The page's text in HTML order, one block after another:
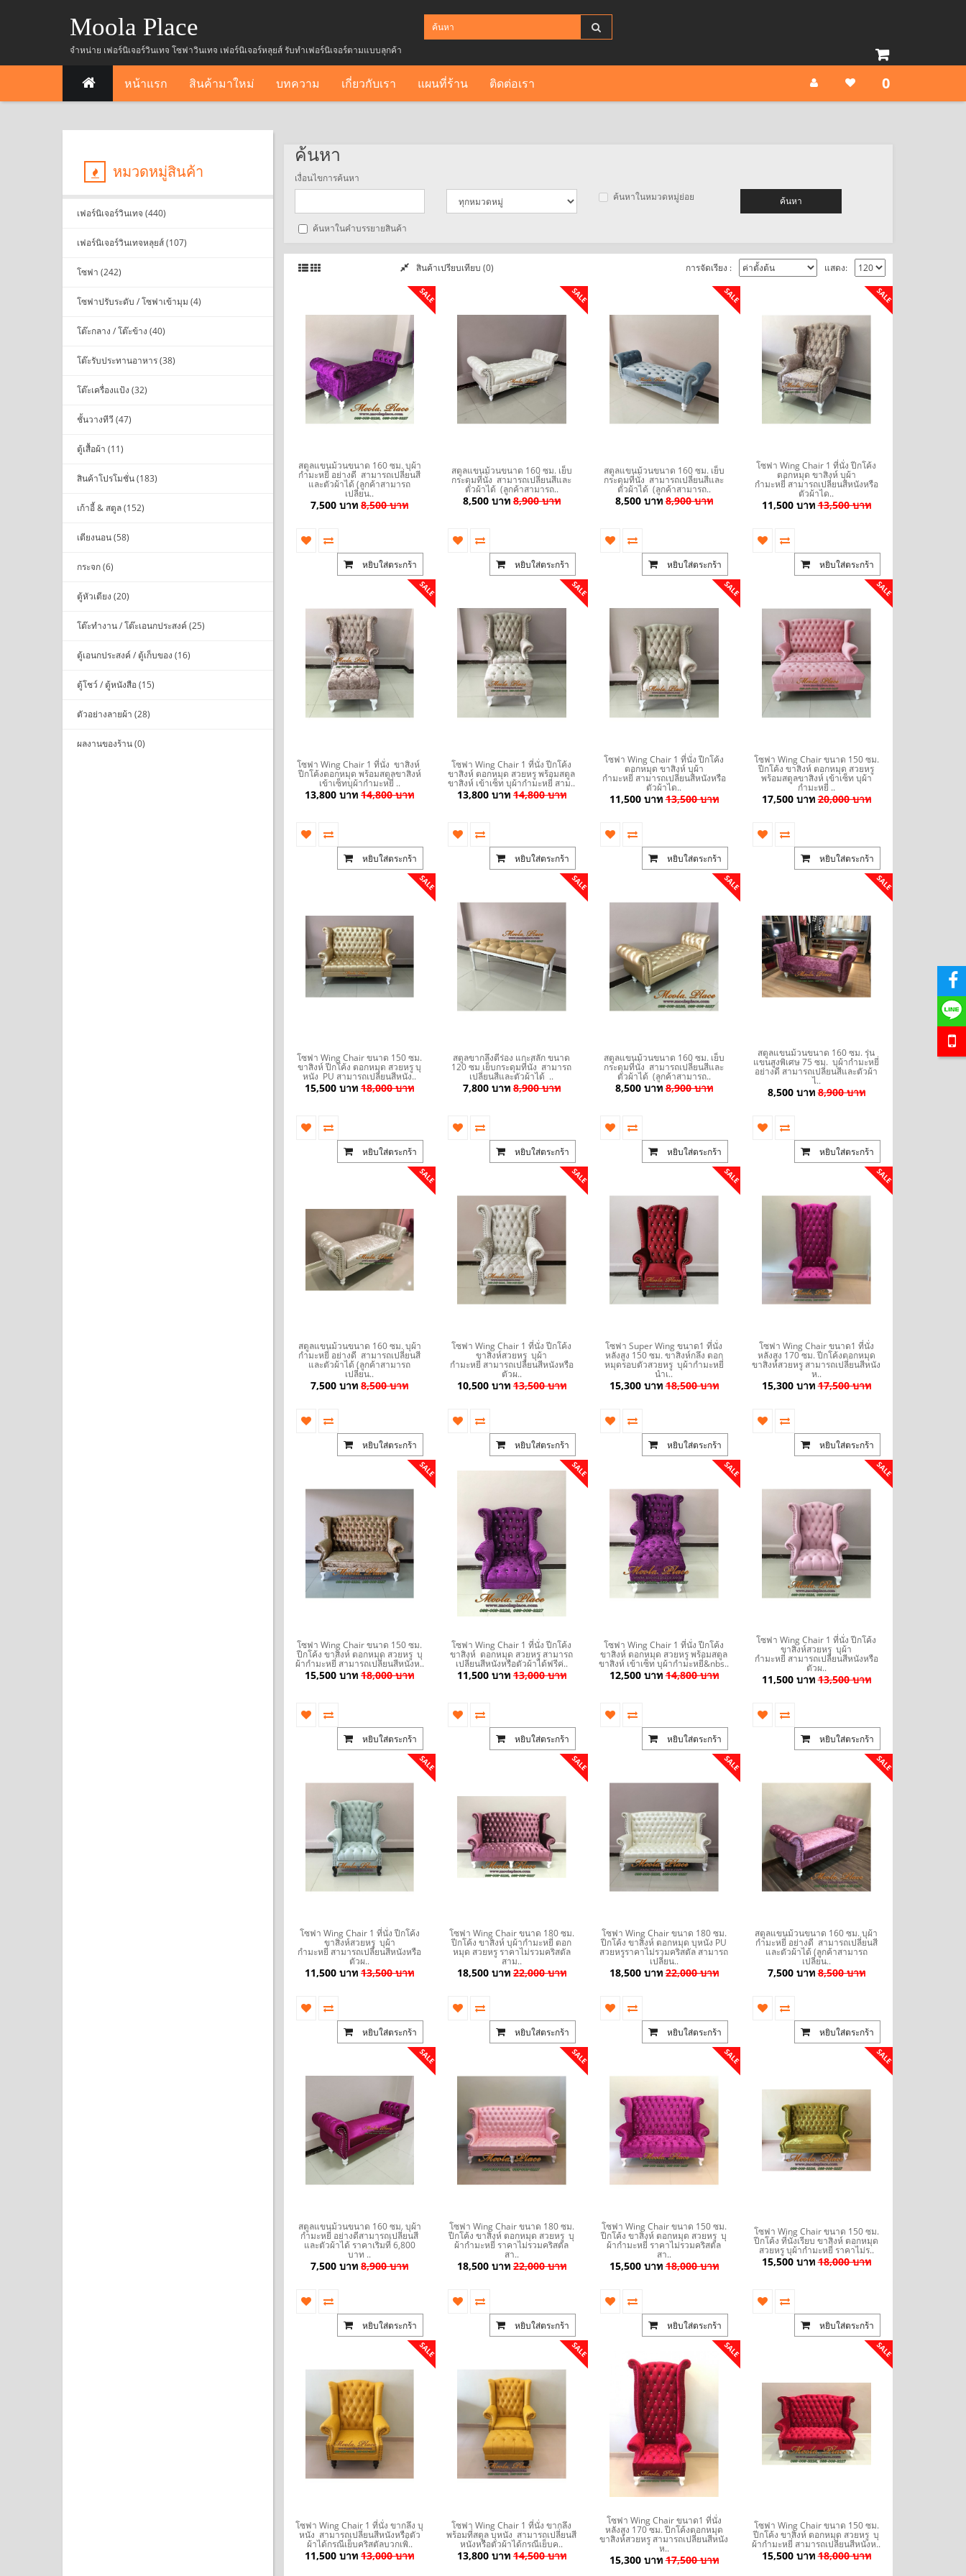
Moola Place
จำหน่าย เฟอร์นิเจอร์วินเทจ โซฟาวินเทจ เฟอร์นิเจอร์หลุยส์ รับทำเฟอร์นิเจอร์ตามแบบลุกค้า
หน้าแรก สินค้ามาใหม่ บทความ เกี่ยวกับเรา แผนที่ร้าน ติดต่อเรา 0
หมวดหมู่สินค้า
เฟอร์นิเจอร์วินเทจ (440)
เฟอร์นิเจอร์วินเทจหลุยส์ (107)
โซฟา (242)
โซฟาปรับระดับ / โซฟาเข้ามุม (4)
โต๊ะกลาง / โต๊ะข้าง (40)
โต๊ะรับประทานอาหาร (38)
โต๊ะเครื่องแป้ง (32)
ชั้นวางทีวี (47)
ตู้เสื้อผ้า (11)
สินค้าโปรโมชั่น (183)
เก้าอี้ & สตูล (152)
เตียงนอน (58)
กระจก (6)
ตู้หัวเตียง (20)
โต๊ะทำงาน / โต๊ะเอนกประสงค์ (25)
ตู้เอนกประสงค์ / ตู้เก็บของ (16)
ตู้โชว์ / ตู้หนังสือ (15)
ตัวอย่างลายผ้า (28)
ผลงานของร้าน (0)
ค้นหา
เงื่อนไขการค้นหา
ค้นหาในหมวดหมู่ย่อย
ค้นหาในคำบรรยายสินค้า
สินค้าเปรียบเทียบ (0) แสดง:
การจัดเรียง :
SALE
สตูลแขนม้วนขนาด 160 ซม. บุผ้า
กำมะหยี่ อย่างดี สามารถเปลี่ยนสี
และตัวผ้าได้ (ลูกค้าสามารถ
เปลี่ยน..
7,500 บาท 8,500 บาท
หยิบใส่ตระกร้า
SALE
สตูลแขนม้วนขนาด 160 ซม. เย็บ
กระดุมที่นั่ง สามารถเปลี่ยนสีและ
ตัวผ้าได้ (ลูกค้าสามารถ..
8,500 บาท 8,900 บาท
หยิบใส่ตระกร้า
SALE
สตูลแขนม้วนขนาด 160 ซม. เย็บ
กระดุมที่นั่ง สามารถเปลี่ยนสีและ
ตัวผ้าได้ (ลูกค้าสามารถ..
8,500 บาท 8,900 บาท
หยิบใส่ตระกร้า
SALE
โซฟา Wing Chair 1 ที่นั่ง ปีกโค้ง
ตอกหมุด ขาสิงห์ บุผ้า
กำมะหยี่ สามารถเปลี่ยนสีหนังหรือ
ตัวผ้าได..
11,500 บาท 13,500 บาท
หยิบใส่ตระกร้า
SALE
โซฟา Wing Chair 1 ที่นั่ง ขาสิงห์
ปีกโค้งตอกหมุด พร้อมสตูลขาสิงห์
เข้าเซ็ทบุผ้ากำมะหยี่ ..
13,800 บาท 14,800 บาท
หยิบใส่ตระกร้า
SALE
โซฟา Wing Chair 1 ที่นั่ง ปีกโค้ง
ขาสิงห์ ตอกหมุด สวยหรู พร้อมสตูล
ขาสิงห์ เข้าเซ็ท บุผ้ากำมะหยี่ สาม..
13,800 บาท 14,800 บาท
หยิบใส่ตระกร้า
SALE
โซฟา Wing Chair 1 ที่นั่ง ปีกโค้ง
ตอกหมุด ขาสิงห์ บุผ้า
กำมะหยี่ สามารถเปลี่ยนสีหนังหรือ
ตัวผ้าได..
11,500 บาท 13,500 บาท
หยิบใส่ตระกร้า
SALE
โซฟา Wing Chair ขนาด 150 ซม.
ปีกโค้ง ขาสิงห์ ตอกหมุด สวยหรู
พร้อมสตูลขาสิงห์ เข้าเซ็ท บุผ้า
กำมะหยี่ ..
17,500 บาท 20,000 บาท
หยิบใส่ตระกร้า
SALE
โซฟา Wing Chair ขนาด 150 ซม.
ขาสิงห์ ปีกโค้ง ตอกหมุด สวยหรู บุ
หนัง PU สามารถเปลี่ยนสีหนัง..
15,500 บาท 18,000 บาท
หยิบใส่ตระกร้า
SALE
สตูลขากลึงตีร่อง แกะสลัก ขนาด
120 ซม เย็บกระดุมที่นั่ง สามารถ
เปลี่ยนสีและตัวผ้าได้ ..
7,800 บาท 8,900 บาท
หยิบใส่ตระกร้า
SALE
สตูลแขนม้วนขนาด 160 ซม. เย็บ
กระดุมที่นั่ง สามารถเปลี่ยนสีและ
ตัวผ้าได้ (ลูกค้าสามารถ..
8,500 บาท 8,900 บาท
หยิบใส่ตระกร้า
SALE
สตูลแขนม้วนขนาด 160 ซม. รุ่น
แขนสูงพิเศษ 75 ซม. บุผ้ากำมะหยี่
อย่างดี สามารถเปลี่ยนสีและตัวผ้า
ไ..
8,500 บาท 8,900 บาท
หยิบใส่ตระกร้า
SALE
สตูลแขนม้วนขนาด 160 ซม. บุผ้า
กำมะหยี่ อย่างดี สามารถเปลี่ยนสี
และตัวผ้าได้ (ลูกค้าสามารถ
เปลี่ยน..
7,500 บาท 8,500 บาท
หยิบใส่ตระกร้า
SALE
โซฟา Wing Chair 1 ที่นั่ง ปีกโค้ง
ขาสิงห์สวยหรู บุผ้า
กำมะหยี่ สามารถเปลี่ยนสีหนังหรือ
ตัวผ..
10,500 บาท 13,500 บาท
หยิบใส่ตระกร้า
SALE
โซฟา Super Wing ขนาด1 ที่นั่ง
หลังสูง 150 ซม. ขาสิงห์กลึง ตอก
หมุดรอบตัวสวยหรู บุผ้ากำมะหยี่
นำเ..
15,300 บาท 18,500 บาท
หยิบใส่ตระกร้า
SALE
โซฟา Wing Chair ขนาด1 ที่นั่ง
หลังสูง 170 ซม. ปีกโค้งตอกหมุด
ขาสิงห์สวยหรู สามารถเปลี่ยนสีหนัง
ห..
15,300 บาท 17,500 บาท
หยิบใส่ตระกร้า
SALE
โซฟา Wing Chair ขนาด 150 ซม.
ปีกโค้ง ขาสิงห์ ตอกหมุด สวยหรู บุ
ผ้ากำมะหยี่ สามารถเปลี่ยนสีหนังห..
15,500 บาท 18,000 บาท
หยิบใส่ตระกร้า
SALE
โซฟา Wing Chair 1 ที่นั่ง ปีกโค้ง
ขาสิงห์ ตอกหมุด สวยหรู สามารถ
เปลี่ยนสีหนังหรือตัวผ้าได้ฟรีค่..
11,500 บาท 13,000 บาท
หยิบใส่ตระกร้า
SALE
โซฟา Wing Chair 1 ที่นั่ง ปีกโค้ง
ขาสิงห์ ตอกหมุด สวยหรู พร้อมสตูล
ขาสิงห์ เข้าเซ็ท บุผ้ากำมะหยี่&nbs..
12,500 บาท 14,800 บาท
หยิบใส่ตระกร้า
SALE
โซฟา Wing Chair 1 ที่นั่ง ปีกโค้ง
ขาสิงห์สวยหรู บุผ้า
กำมะหยี่ สามารถเปลี่ยนสีหนังหรือ
ตัวผ..
11,500 บาท 13,500 บาท
หยิบใส่ตระกร้า
SALE
โซฟา Wing Chair 1 ที่นั่ง ปีกโค้ง
ขาสิงห์สวยหรู บุผ้า
กำมะหยี่ สามารถเปลี่ยนสีหนังหรือ
ตัวผ..
11,500 บาท 13,500 บาท
หยิบใส่ตระกร้า
SALE
โซฟา Wing Chair ขนาด 180 ซม.
ปีกโค้ง ขาสิงห์ บุผ้ากำมะหยี่ ตอก
หมุด สวยหรู ราคาไม่รวมคริสตัล
สาม..
18,500 บาท 22,000 บาท
หยิบใส่ตระกร้า
SALE
โซฟา Wing Chair ขนาด 180 ซม.
ปีกโค้ง ขาสิงห์ ตอกหมุด บุหนัง PU
สวยหรูราคาไม่รวมคริสตัล สามารถ
เปลี่ยน..
18,500 บาท 22,000 บาท
หยิบใส่ตระกร้า
SALE
สตูลแขนม้วนขนาด 160 ซม. บุผ้า
กำมะหยี่ อย่างดี สามารถเปลี่ยนสี
และตัวผ้าได้ (ลูกค้าสามารถ
เปลี่ยน..
7,500 บาท 8,500 บาท
หยิบใส่ตระกร้า
SALE
สตูลแขนม้วนขนาด 160 ซม. บุผ้า
กำมะหยี่ อย่างดีสามารถเปลี่ยนสี
และตัวผ้าได้ ราคาเริ่มที่ 6,800
บาท ..
7,500 บาท 8,900 บาท
หยิบใส่ตระกร้า
SALE
โซฟา Wing Chair ขนาด 180 ซม.
ปีกโค้ง ขาสิงห์ ตอกหมุด สวยหรู บุ
ผ้ากำมะหยี่ ราคาไม่รวมคริสตัล
สา..
18,500 บาท 22,000 บาท
หยิบใส่ตระกร้า
SALE
โซฟา Wing Chair ขนาด 150 ซม.
ปีกโค้ง ขาสิงห์ ตอกหมุด สวยหรู บุ
ผ้ากำมะหยี่ ราคาไม่รวมคริสตัล
สา..
15,500 บาท 18,000 บาท
หยิบใส่ตระกร้า
SALE
โซฟา Wing Chair ขนาด 150 ซม.
ปีกโค้ง ที่นั่งเรียบ ขาสิงห์ ตอกหมุด
สวยหรู บุผ้ากำมะหยี่ ราคาไม่ร..
15,500 บาท 18,000 บาท
หยิบใส่ตระกร้า
SALE
โซฟา Wing Chair 1 ที่นั่ง ขากลึง บุ
หนัง สามารถเปลี่ยนสีหนังหรือตัว
ผ้าได้กรณีเย็บคริสตัลบวกเพิ่..
11,500 บาท 13,000 บาท
SALE
โซฟา Wing Chair 1 ที่นั่ง ขากลึง
พร้อมที่สตูล บุหนัง สามารถเปลี่ยนสี
หนังหรือตัวผ้าได้กรณีเย็บค..
13,800 บาท 14,500 บาท
SALE
โซฟา Wing Chair ขนาด1 ที่นั่ง
หลังสูง 170 ซม. ปีกโค้งตอกหมุด
ขาสิงห์สวยหรู สามารถเปลี่ยนสีหนัง
ห..
15,300 บาท 17,500 บาท
SALE
โซฟา Wing Chair ขนาด 150 ซม.
ปีกโค้ง ขาสิงห์ ตอกหมุด สวยหรู บุ
ผ้ากำมะหยี่ สามารถเปลี่ยนสีหนังห..
15,500 บาท 18,000 บาท